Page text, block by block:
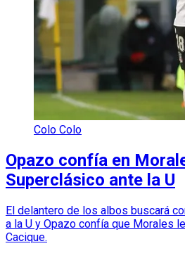
Colo Colo
Opazo confía en
Superclásico ante la U
El delantero de los albos buscará
a la U y Opazo confía que Morales
Cacique.